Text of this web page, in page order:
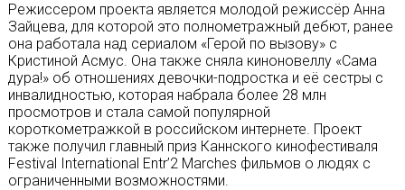
Режиссером проекта является молодой режиссёр Анна
Зайцева, для которой это полнометражный дебют, ранее
она работала над сериалом «Герой по вызову» с
Кристиной Асмус. Она также сняла киноновеллу «Сама
дура!» об отношениях девочки-подростка и её сестры с
инвалидностью, которая набрала более 28 млн
просмотров и стала самой популярной
короткометражкой в российском интернете. Проект
также получил главный приз Каннского кинофестиваля
Festival International Entr’2 Marches фильмов о людях с
ограниченными возможностями.